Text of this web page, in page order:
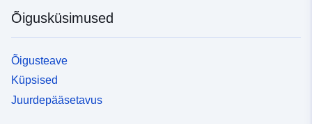
Õigusküsimused
Õigusteave
Küpsised
Juurdepääsetavus